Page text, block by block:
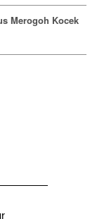
Merogoh Kocek